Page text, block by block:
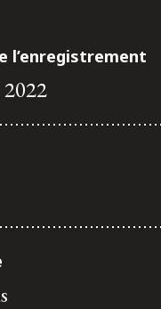
l’enregistrement